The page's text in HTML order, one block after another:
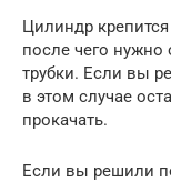
Цилиндр
после чего нужно
трубки. Если вы
в этом случае
прокачать.
Если вы решили